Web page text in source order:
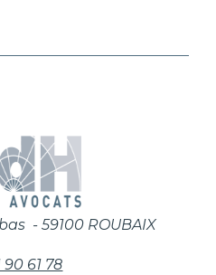
- 59100 ROUBAIX
90 61 78